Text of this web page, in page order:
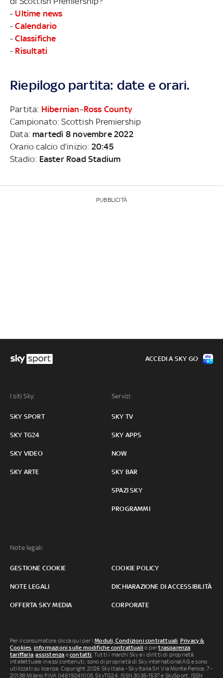
- Ultime news
-Calendario
-Classifiche
- Risultati
Riepilogo partita: date e orari.
Partita: Hibernian–Ross County
Campionato: Scottish Premiership
Data: martedì 8 novembre 2022
Orario calcio d’inizio: 20:45
Stadio: Easter Road Stadium
PUBBLICITÀ
I siti Sky:
SKY SPORT
SKY TG24
SKY VIDEO
SKY ARTE
Servizi:
SKY TV
SKY APPS
NOW
SKY BAR
SPAZI SKY
PROGRAMMI
Note legali:
GESTIONE COOKIE COOKIE POLICY
NOTE LEGALI DICHIARAZIONE DI ACCESSIBILITÀ
OFFERTA SKY MEDIA CORPORATE
ACCEDI A SKY GO
Per il consumatore clicca qui per iModuli, Condizioni contrattuali Privacy &
Cookies informazioni sulle modifiche contrattuali o pertrasparenza
tariffaria ,assistenza econtatti . Tutti i marchi Sky e i diritti di proprietà
intellettuale in essi contenuti, sono di proprietà di Sky international AG e sono
utilizzati su licenza. Copyright 2026 Sky Italia - Sky Italia Srl Via Monte Penice, 7 -
20138 Milano P.IVA 04619241005. SkyTG24: ISSN 3035-1537 e SkySport: ISSN